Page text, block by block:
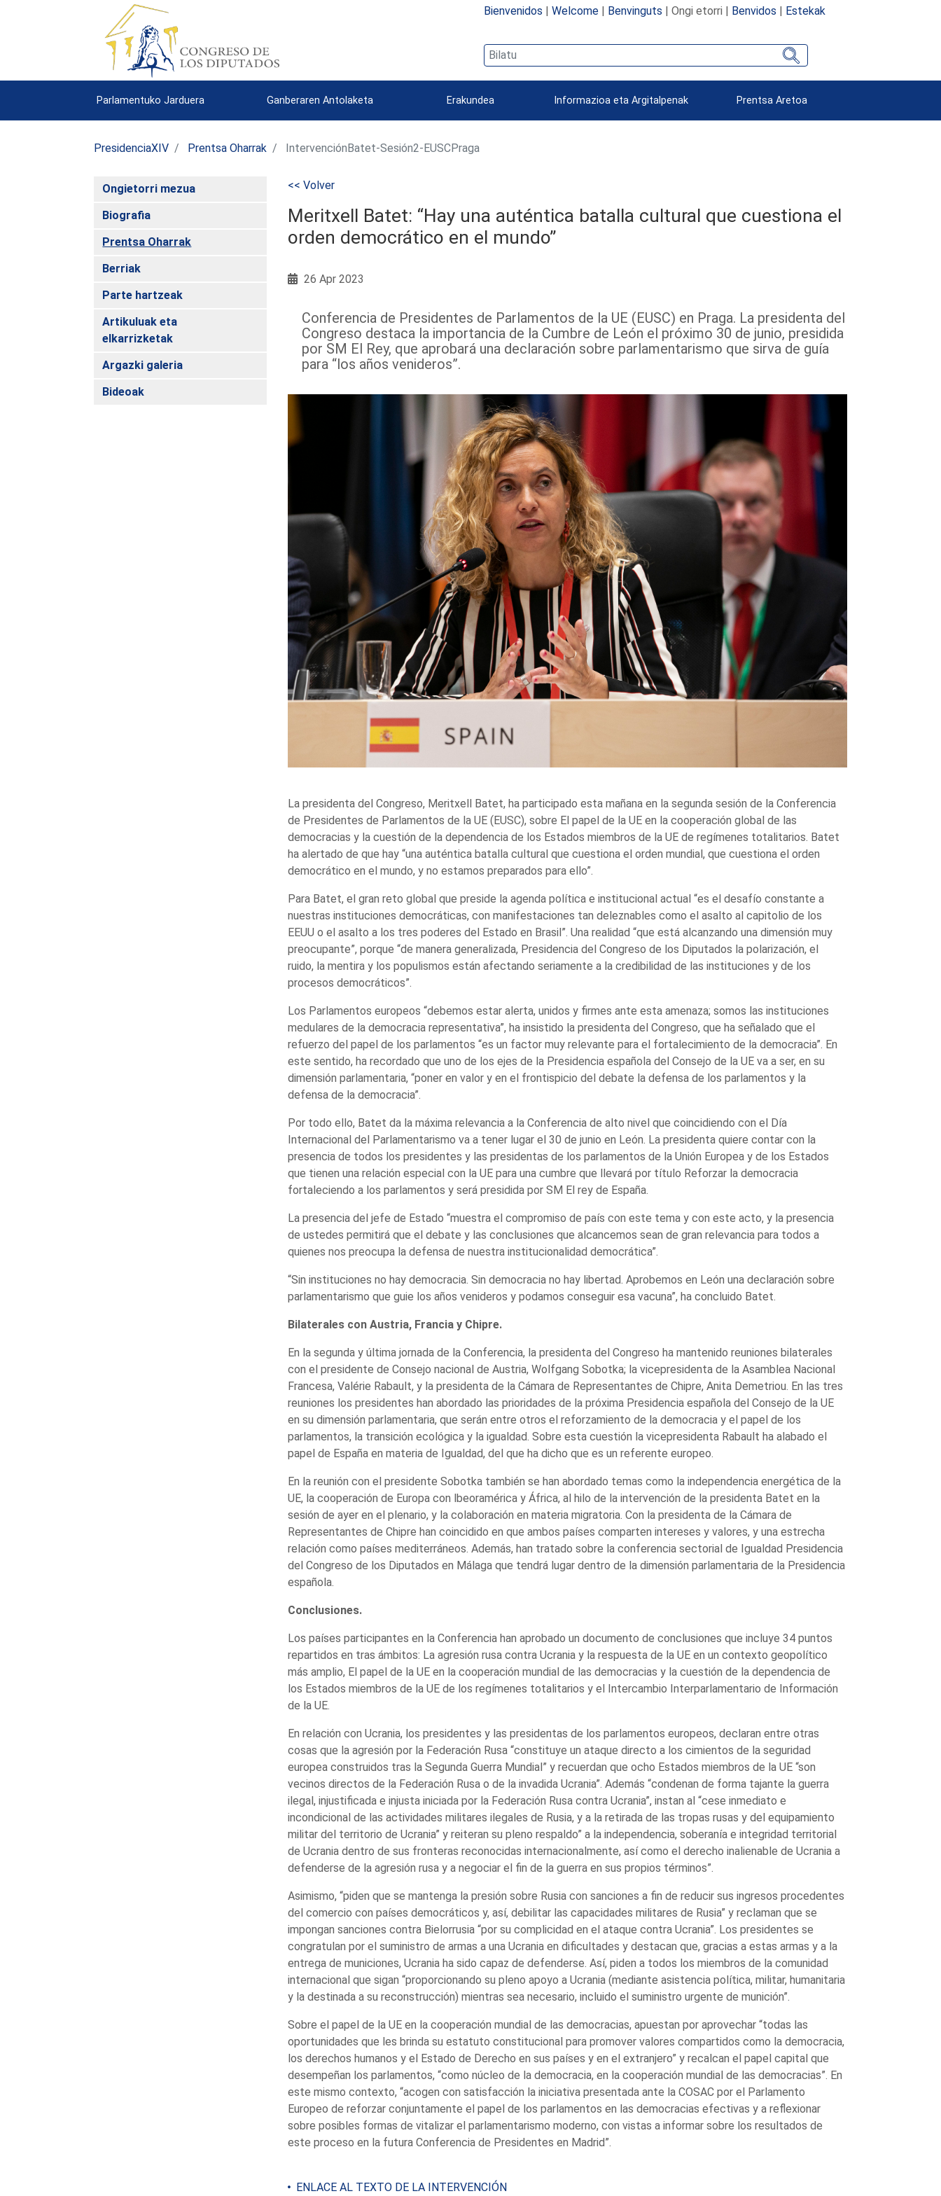
Bienvenidos | Welcome| Benvinguts | Ongi etorri | Benvidos | Estekak
Parlamentuko Jarduera Ganberaren Antolaketa Erakundea Informazioa eta Argitalpenak Prentsa Aretoa
PresidenciaXIV Prentsa Oharrak IntervenciónBatet-Sesión2-EUSCPraga
Ongietorri mezua
Biografia
Prentsa Oharrak
Berriak
Parte hartzeak
Artikuluak eta
elkarrizketak
Argazki galeria
Bideoak
<< Volver
Meritxell Batet: “Hay una auténtica batalla cultural que cuestiona el
orden democrático en el mundo”
26 Apr 2023
Conferencia de Presidentes de Parlamentos de la UE (EUSC) en Praga. La presidenta del
Congreso destaca la importancia de la Cumbre de León el próximo 30 de junio, presidida
por SM El Rey, que aprobará una declaración sobre parlamentarismo que sirva de guía
para “los años venideros”.
La presidenta del Congreso, Meritxell Batet, ha participado esta mañana en la segunda sesión de la Conferencia
de Presidentes de Parlamentos de la UE (EUSC), sobre El papel de la UE en la cooperación global de las
democracias y la cuestión de la dependencia de los Estados miembros de la UE de regímenes totalitarios. Batet
ha alertado de que hay “una auténtica batalla cultural que cuestiona el orden mundial, que cuestiona el orden
democrático en el mundo, y no estamos preparados para ello”.
Para Batet, el gran reto global que preside la agenda política e institucional actual “es el desafío constante a
nuestras instituciones democráticas, con manifestaciones tan deleznables como el asalto al capitolio de los
EEUU o el asalto a los tres poderes del Estado en Brasil”. Una realidad “que está alcanzando una dimensión muy
preocupante”, porque “de manera generalizada, Presidencia del Congreso de los Diputados la polarización, el
ruido, la mentira y los populismos están afectando seriamente a la credibilidad de las instituciones y de los
procesos democráticos”.
Los Parlamentos europeos “debemos estar alerta, unidos y firmes ante esta amenaza; somos las instituciones
medulares de la democracia representativa”, ha insistido la presidenta del Congreso, que ha señalado que el
refuerzo del papel de los parlamentos “es un factor muy relevante para el fortalecimiento de la democracia”. En
este sentido, ha recordado que uno de los ejes de la Presidencia española del Consejo de la UE va a ser, en su
dimensión parlamentaria, “poner en valor y en el frontispicio del debate la defensa de los parlamentos y la
defensa de la democracia”.
Por todo ello, Batet da la máxima relevancia a la Conferencia de alto nivel que coincidiendo con el Día
Internacional del Parlamentarismo va a tener lugar el 30 de junio en León. La presidenta quiere contar con la
presencia de todos los presidentes y las presidentas de los parlamentos de la Unión Europea y de los Estados
que tienen una relación especial con la UE para una cumbre que llevará por título Reforzar la democracia
fortaleciendo a los parlamentos y será presidida por SM El rey de España.
La presencia del jefe de Estado “muestra el compromiso de país con este tema y con este acto, y la presencia
de ustedes permitirá que el debate y las conclusiones que alcancemos sean de gran relevancia para todos a
quienes nos preocupa la defensa de nuestra institucionalidad democrática”.
“Sin instituciones no hay democracia. Sin democracia no hay libertad. Aprobemos en León una declaración sobre
parlamentarismo que guie los años venideros y podamos conseguir esa vacuna”, ha concluido Batet.
Bilaterales con Austria, Francia y Chipre.
En la segunda y última jornada de la Conferencia, la presidenta del Congreso ha mantenido reuniones bilaterales
con el presidente de Consejo nacional de Austria, Wolfgang Sobotka; la vicepresidenta de la Asamblea Nacional
Francesa, Valérie Rabault, y la presidenta de la Cámara de Representantes de Chipre, Anita Demetriou. En las tres
reuniones los presidentes han abordado las prioridades de la próxima Presidencia española del Consejo de la UE
en su dimensión parlamentaria, que serán entre otros el reforzamiento de la democracia y el papel de los
parlamentos, la transición ecológica y la igualdad. Sobre esta cuestión la vicepresidenta Rabault ha alabado el
papel de España en materia de Igualdad, del que ha dicho que es un referente europeo.
En la reunión con el presidente Sobotka también se han abordado temas como la independencia energética de la
UE, la cooperación de Europa con lbeoramérica y África, al hilo de la intervención de la presidenta Batet en la
sesión de ayer en el plenario, y la colaboración en materia migratoria. Con la presidenta de la Cámara de
Representantes de Chipre han coincidido en que ambos países comparten intereses y valores, y una estrecha
relación como países mediterráneos. Además, han tratado sobre la conferencia sectorial de Igualdad Presidencia
del Congreso de los Diputados en Málaga que tendrá lugar dentro de la dimensión parlamentaria de la Presidencia
española.
Conclusiones.
Los países participantes en la Conferencia han aprobado un documento de conclusiones que incluye 34 puntos
repartidos en tras ámbitos: La agresión rusa contra Ucrania y la respuesta de la UE en un contexto geopolítico
más amplio, El papel de la UE en la cooperación mundial de las democracias y la cuestión de la dependencia de
los Estados miembros de la UE de los regímenes totalitarios y el Intercambio Interparlamentario de Información
de la UE.
En relación con Ucrania, los presidentes y las presidentas de los parlamentos europeos, declaran entre otras
cosas que la agresión por la Federación Rusa “constituye un ataque directo a los cimientos de la seguridad
europea construidos tras la Segunda Guerra Mundial” y recuerdan que ocho Estados miembros de la UE “son
vecinos directos de la Federación Rusa o de la invadida Ucrania”. Además “condenan de forma tajante la guerra
ilegal, injustificada e injusta iniciada por la Federación Rusa contra Ucrania”, instan al “cese inmediato e
incondicional de las actividades militares ilegales de Rusia, y a la retirada de las tropas rusas y del equipamiento
militar del territorio de Ucrania” y reiteran su pleno respaldo” a la independencia, soberanía e integridad territorial
de Ucrania dentro de sus fronteras reconocidas internacionalmente, así como el derecho inalienable de Ucrania a
defenderse de la agresión rusa y a negociar el fin de la guerra en sus propios términos”.
Asimismo, “piden que se mantenga la presión sobre Rusia con sanciones a fin de reducir sus ingresos procedentes
del comercio con países democráticos y, así, debilitar las capacidades militares de Rusia” y reclaman que se
impongan sanciones contra Bielorrusia “por su complicidad en el ataque contra Ucrania”. Los presidentes se
congratulan por el suministro de armas a una Ucrania en dificultades y destacan que, gracias a estas armas y a la
entrega de municiones, Ucrania ha sido capaz de defenderse. Así, piden a todos los miembros de la comunidad
internacional que sigan “proporcionando su pleno apoyo a Ucrania (mediante asistencia política, militar, humanitaria
y la destinada a su reconstrucción) mientras sea necesario, incluido el suministro urgente de munición”.
Sobre el papel de la UE en la cooperación mundial de las democracias, apuestan por aprovechar “todas las
oportunidades que les brinda su estatuto constitucional para promover valores compartidos como la democracia,
los derechos humanos y el Estado de Derecho en sus países y en el extranjero” y recalcan el papel capital que
desempeñan los parlamentos, “como núcleo de la democracia, en la cooperación mundial de las democracias”. En
este mismo contexto, “acogen con satisfacción la iniciativa presentada ante la COSAC por el Parlamento
Europeo de reforzar conjuntamente el papel de los parlamentos en las democracias efectivas y a reflexionar
sobre posibles formas de vitalizar el parlamentarismo moderno, con vistas a informar sobre los resultados de
este proceso en la futura Conferencia de Presidentes en Madrid”.
ENLACE AL TEXTO DE LA INTERVENCIÓN